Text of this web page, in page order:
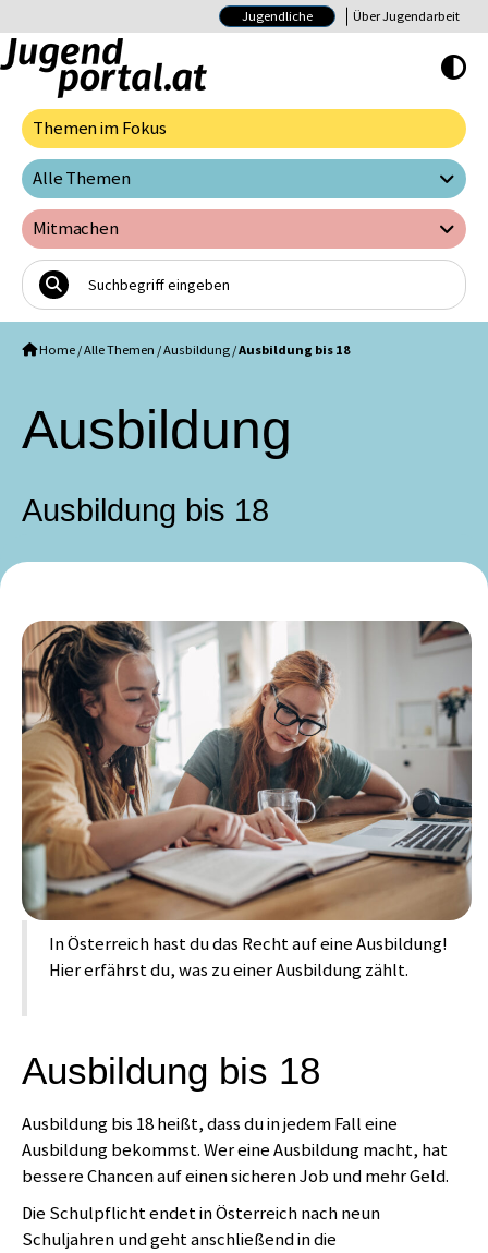
Jugendliche Über Jugendarbeit
Hoher Kontrast
Themen im Fokus
Alle Themen
Mitmachen
Home /Alle Themen /Ausbildung /Ausbildung bis 18
Ausbildung
Ausbildung bis 18
In Österreich hast du das Recht auf eine Ausbildung!
Hier erfährst du, was zu einer Ausbildung zählt.
Ausbildung bis 18
Ausbildung bis 18 heißt, dass du in jedem Fall eine
Ausbildung bekommst. Wer eine Ausbildung macht, hat
bessere Chancen auf einen sicheren Job und mehr Geld.
Die Schulpflicht endet in Österreich nach neun
Schuljahren und geht anschließend in die